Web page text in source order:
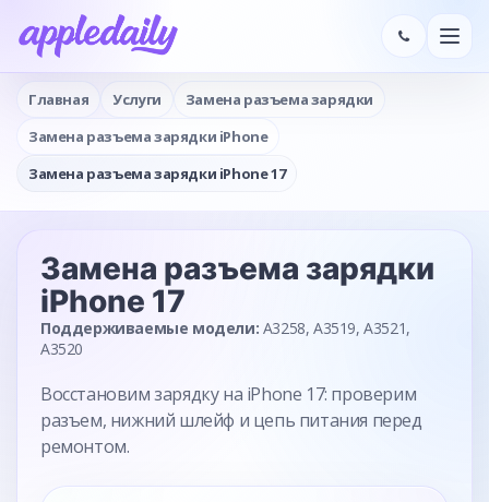
Главная Услуги
Замена разъема зарядки
Замена разъема зарядки iPhone
Замена разъема зарядки iPhone 17
Замена разъема зарядки
iPhone 17
Поддерживаемые модели: A3258, A3519, A3521,
A3520
Восстановим зарядку на iPhone 17: проверим
разъем, нижний шлейф и цепь питания перед
ремонтом.